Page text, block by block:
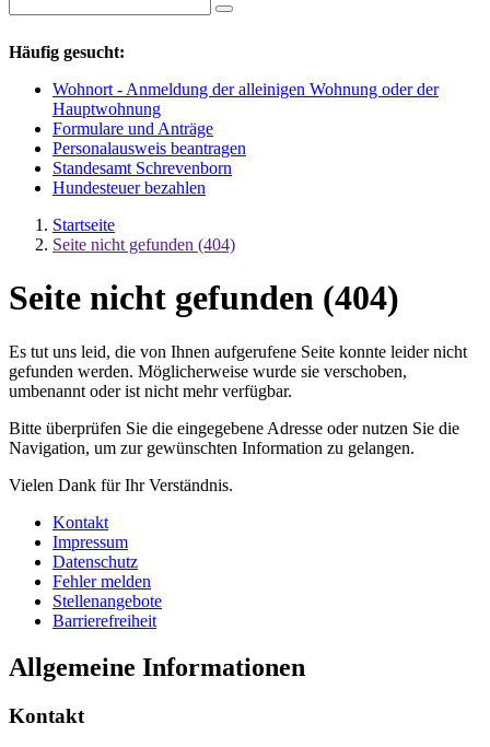
Häufig gesucht:
Wohnort - Anmeldung der alleinigen Wohnung oder der
Hauptwohnung
Formulare und Anträge
Personalausweis beantragen
Standesamt Schrevenborn
Hundesteuer bezahlen
Startseite
Seite nicht gefunden (404)
Seite nicht gefunden (404)
Es tut uns leid, die von Ihnen aufgerufene Seite konnte leider nicht
gefunden werden. Möglicherweise wurde sie verschoben,
umbenannt oder ist nicht mehr verfügbar.
Bitte überprüfen Sie die eingegebene Adresse oder nutzen Sie die
Navigation, um zur gewünschten Information zu gelangen.
Vielen Dank für Ihr Verständnis.
Kontakt
Impressum
Datenschutz
Fehler melden
Stellenangebote
Barrierefreiheit
Allgemeine Informationen
Kontakt